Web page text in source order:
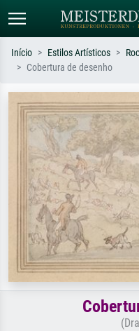
Pesquise por artista, título ou
ex: Monet, Noite Estrelada,
impressionismo, onda de Hokusai,
Início Estilos Artísticos
Cobertura de desenho